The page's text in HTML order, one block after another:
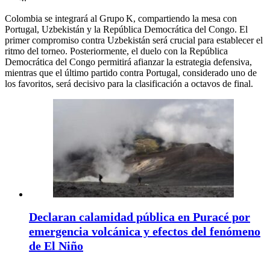
Colombia se integrará al Grupo K, compartiendo la mesa con
Portugal, Uzbekistán y la República Democrática del Congo. El
primer compromiso contra Uzbekistán será crucial para establecer el
ritmo del torneo. Posteriormente, el duelo con la República
Democrática del Congo permitirá afianzar la estrategia defensiva,
mientras que el último partido contra Portugal, considerado uno de
los favoritos, será decisivo para la clasificación a octavos de final.
Declaran calamidad pública en Puracé por
emergencia volcánica y efectos del fenómeno
de El Niño